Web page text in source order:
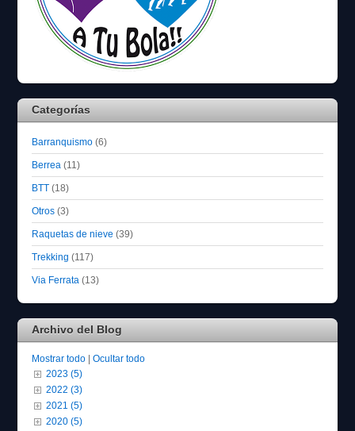
Categorías
Barranquismo (6)
Berrea (11)
BTT (18)
Otros (3)
Raquetas de nieve (39)
Trekking (117)
Via Ferrata (13)
Archivo del Blog
Mostrar todo |Ocultar todo
2023 (5)
2022 (3)
2021 (5)
2020 (5)